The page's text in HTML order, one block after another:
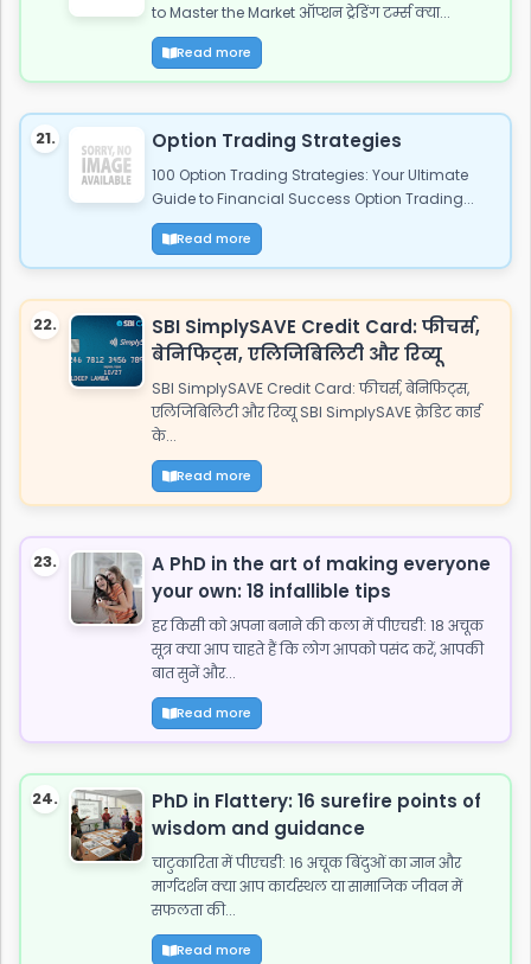
to Master the Market ऑप्शन ट्रेडिंग टर्म्स क्या...
Read more
21. Option Trading Strategies
100 Option Trading Strategies: Your Ultimate
Guide to Financial Success Option Trading...
Read more
22.
SBI SimplySAVE Credit Card: फीचर्स,
बेनिफिट्स, एलिजिबिलिटी और रिव्यू
SBI SimplySAVE Credit Card: फीचर्स, बेनिफिट्स,
एलिजिबिलिटी और रिव्यू SBI SimplySAVE क्रेडिट कार्ड
के...
Read more
23.
A PhD in the art of making everyone
your own: 18 infallible tips
हर किसी को अपना बनाने की कला में पीएचडी: 18 अचूक
सूत्र क्या आप चाहते हैं कि लोग आपको पसंद करें, आपकी
बात सुनें और...
Read more
24.
PhD in Flattery: 16 surefire points of
wisdom and guidance
चाटुकारिता में पीएचडी: 16 अचूक बिंदुओं का ज्ञान और
मार्गदर्शन क्या आप कार्यस्थल या सामाजिक जीवन में
सफलता की...
Read more